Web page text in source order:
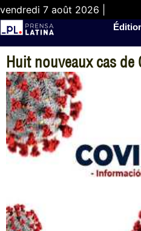
vendredi 7 août 2026 |
Huit nouveaux cas de